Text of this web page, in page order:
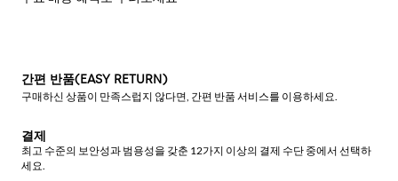
간편 반품(EASY RETURN)
구매하신 상품이 만족스럽지 않다면, 간편 반품 서비스를 이용하세요.
결제
최고 수준의 보안성과 범용성을 갖춘 12가지 이상의 결제 수단 중에서 선택하
세요.